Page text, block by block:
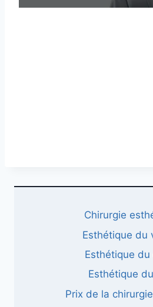
Chirurgie
Esthétique du
Esthétique du
Esthétique
Prix ​​​​de la